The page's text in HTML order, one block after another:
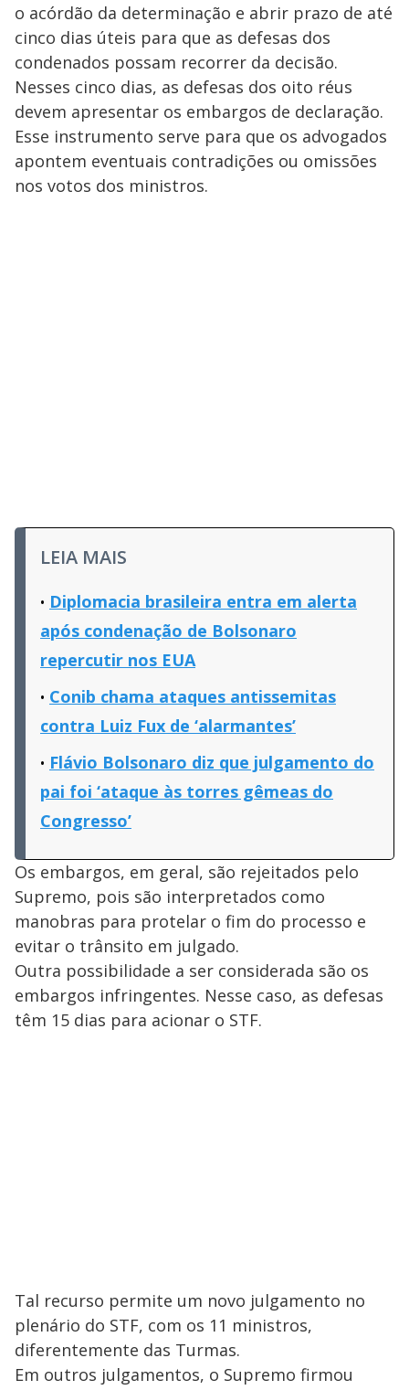
o acórdão da determinação e abrir prazo de até
cinco dias úteis para que as defesas dos
condenados possam recorrer da decisão.
Nesses cinco dias, as defesas dos oito réus
devem apresentar os embargos de declaração.
Esse instrumento serve para que os advogados
apontem eventuais contradições ou omissões
nos votos dos ministros.
LEIA MAIS
Diplomacia brasileira entra em alerta
após condenação de Bolsonaro
repercutir nos EUA
Conib chama ataques antissemitas
contra Luiz Fux de ‘alarmantes’
Flávio Bolsonaro diz que julgamento do
pai foi ‘ataque às torres gêmeas do
Congresso’
Os embargos, em geral, são rejeitados pelo
Supremo, pois são interpretados como
manobras para protelar o fim do processo e
evitar o trânsito em julgado.
Outra possibilidade a ser considerada são os
embargos infringentes. Nesse caso, as defesas
têm 15 dias para acionar o STF.
Tal recurso permite um novo julgamento no
plenário do STF, com os 11 ministros,
diferentemente das Turmas.
Em outros julgamentos, o Supremo firmou